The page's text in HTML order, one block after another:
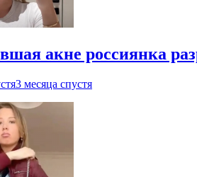
акне россиянка
3 месяца спустя